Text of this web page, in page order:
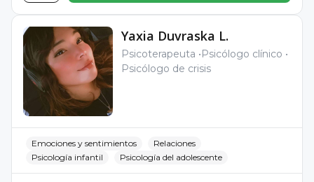
Yaxia Duvraska L.
Psicoterapeuta
Psicólogo clínico
Psicólogo de crisis
Emociones y sentimientos
Relaciones
Psicología infantil
Psicología del adolescente